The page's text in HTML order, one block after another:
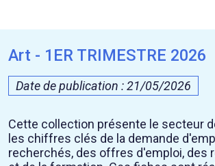
Art - 1ER TRIMESTRE 2026
Date de publication : 21/05/2026
Cette collection présente le secteur
les chiffres clés de la demande
recherchés, des offres d'emploi, des